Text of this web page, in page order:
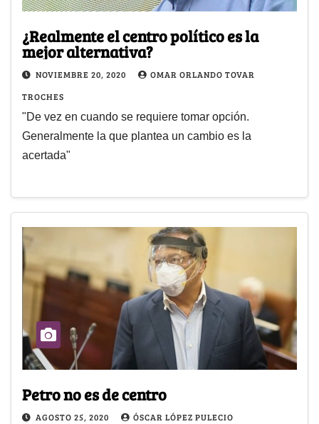
¿Realmente el centro político es la
mejor alternativa?
NOVIEMBRE 20, 2020
OMAR ORLANDO TOVAR
TROCHES
"De vez en cuando se requiere tomar opción.
Generalmente la que plantea un cambio es la
acertada"
Petro no es de centro
AGOSTO 25, 2020 ÓSCAR LÓPEZ PULECIO